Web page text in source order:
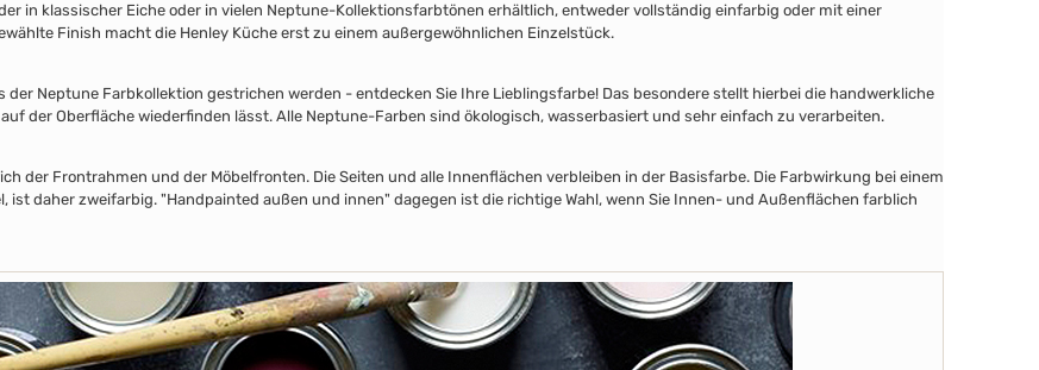
in klassischer Eiche oder in vielen Neptune-Kollektionsfarbtönen erhältlich, entweder vollständig einfarbig oder mit einer
Finish macht die Henley Küche erst zu einem außergewöhnlichen Einzelstück.
Neptune Farbkollektion gestrichen werden - entdecken Sie Ihre Lieblingsfarbe! Das besondere stellt hierbei die handwerkliche
der Oberfläche wiederfinden lässt. Alle Neptune-Farben sind ökologisch, wasserbasiert und sehr einfach zu verarbeiten.
der Frontrahmen und der Möbelfronten. Die Seiten und alle Innenflächen verbleiben in der Basisfarbe. Die Farbwirkung bei einem
ist daher zweifarbig. "Handpainted außen und innen" dagegen ist die richtige Wahl, wenn Sie Innen- und Außenflächen farblich